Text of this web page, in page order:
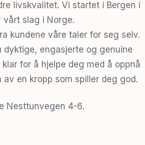
livskvalitet. Vi startet i Bergen i
vårt slag i Norge.
kundene våre taler for seg selv.
dyktige, engasjerte og genuine
for å hjelpe deg med å oppnå
en kropp som spiller deg god.
Nesttunvegen 4-6.